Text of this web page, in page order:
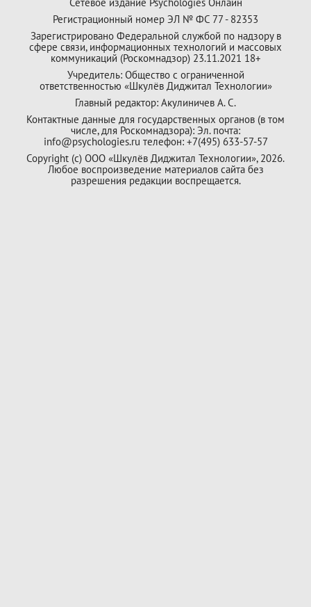
Регистрационный номер ЭЛ № ФС 77 - 82353
Зарегистрировано Федеральной службой по надзору в
сфере связи, информационных технологий и массовых
коммуникаций (Роскомнадзор) 23.11.2021 18+
Учредитель: Общество с ограниченной
ответственностью «Шкулёв Диджитал Технологии»
Главный редактор: Акулиничев А. С.
Контактные данные для государственных органов (в том
числе, для Роскомнадзора): Эл. почта:
info@psychologies.ru телефон: +7(495) 633-57-57
Copyright (с) ООО «Шкулёв Диджитал Технологии», 2026.
Любое воспроизведение материалов сайта без
разрешения редакции воспрещается.